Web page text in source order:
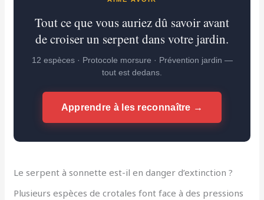
Tout ce que vous auriez dû savoir avant
de croiser un serpent dans votre jardin.
12 espèces · Protocole morsure · Prévention jardin —
tout est dedans.
Apprendre à les reconnaître →
Le serpent à sonnette est-il en danger d’extinction ?
Plusieurs espèces de crotales font face à des pressions